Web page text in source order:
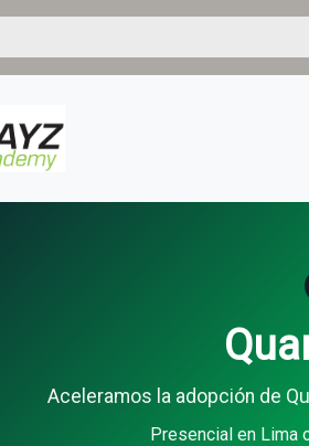
Aceleramos la adopción de
Presencial en Lima